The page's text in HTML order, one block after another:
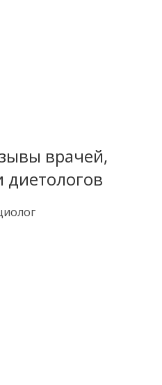
врачей,
диетологов